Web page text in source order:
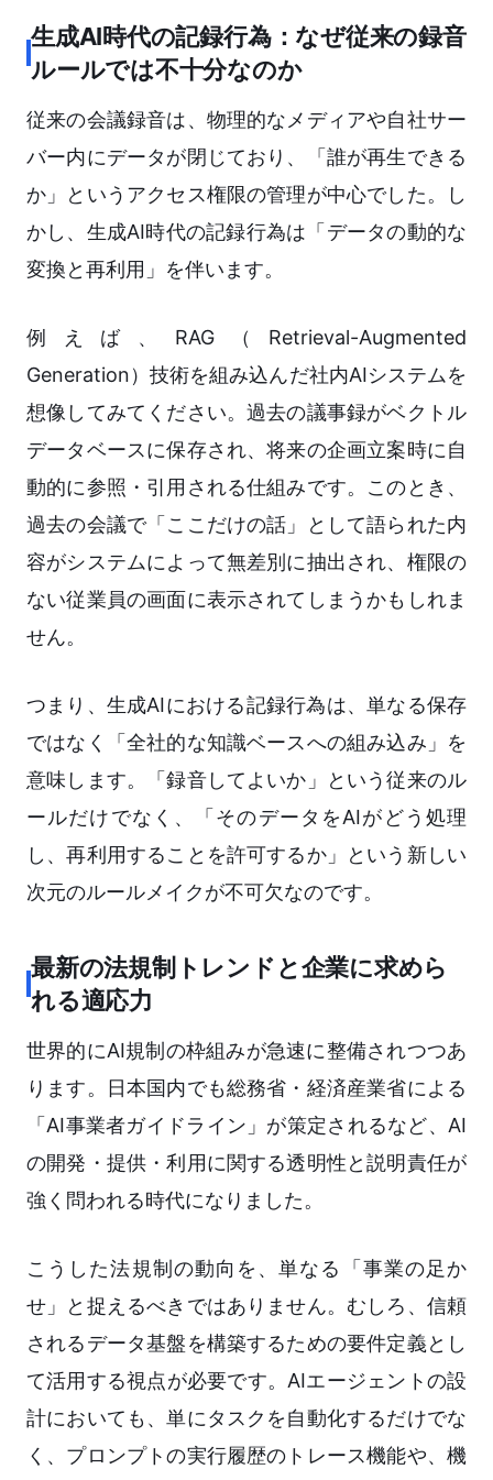
生成AI時代の記録行為：なぜ従来の録音
ルールでは不十分なのか
従来の会議録音は、物理的なメディアや自社サー
バー内にデータが閉じており、「誰が再生できる
か」というアクセス権限の管理が中心でした。し
かし、生成AI時代の記録行為は「データの動的な
変換と再利用」を伴います。
例えば、RAG（Retrieval-Augmented
Generation）技術を組み込んだ社内AIシステムを
想像してみてください。過去の議事録がベクトル
データベースに保存され、将来の企画立案時に自
動的に参照・引用される仕組みです。このとき、
過去の会議で「ここだけの話」として語られた内
容がシステムによって無差別に抽出され、権限の
ない従業員の画面に表示されてしまうかもしれま
せん。
つまり、生成AIにおける記録行為は、単なる保存
ではなく「全社的な知識ベースへの組み込み」を
意味します。「録音してよいか」という従来のル
ールだけでなく、「そのデータをAIがどう処理
し、再利用することを許可するか」という新しい
次元のルールメイクが不可欠なのです。
最新の法規制トレンドと企業に求めら
れる適応力
世界的にAI規制の枠組みが急速に整備されつつあ
ります。日本国内でも総務省・経済産業省による
「AI事業者ガイドライン」が策定されるなど、AI
の開発・提供・利用に関する透明性と説明責任が
強く問われる時代になりました。
こうした法規制の動向を、単なる「事業の足か
せ」と捉えるべきではありません。むしろ、信頼
されるデータ基盤を構築するための要件定義とし
て活用する視点が必要です。AIエージェントの設
計においても、単にタスクを自動化するだけでな
く、プロンプトの実行履歴のトレース機能や、機